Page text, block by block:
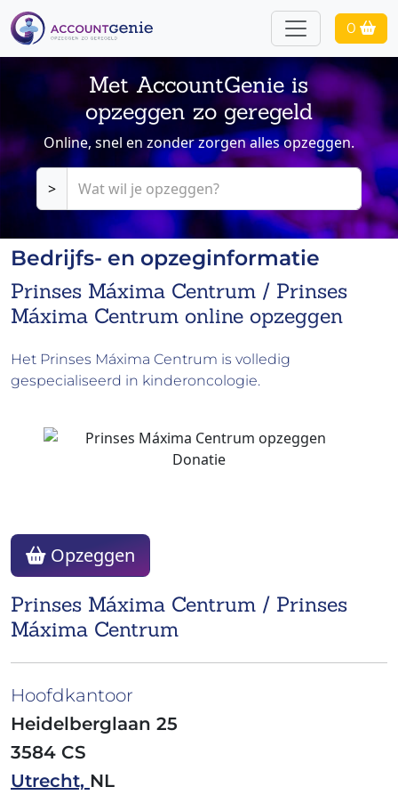
0
Met AccountGenie is
opzeggen zo geregeld
Online, snel en zonder zorgen alles opzeggen.
>
Bedrijfs- en opzeginformatie
Prinses Máxima Centrum / Prinses
Máxima Centrum online opzeggen
Het Prinses Máxima Centrum is volledig
gespecialiseerd in kinderoncologie.
Prinses Máxima Centrum / Prinses
Máxima Centrum
Opzeggen
Hoofdkantoor
Heidelberglaan 25
3584 CS
Utrecht, NL